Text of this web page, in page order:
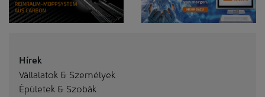
Hírek
Vállalatok & Személyek
Épületek & Szobák